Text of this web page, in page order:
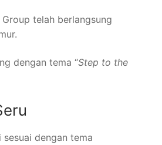
telah berlangsung
dengan tema “Step to the
dengan tema